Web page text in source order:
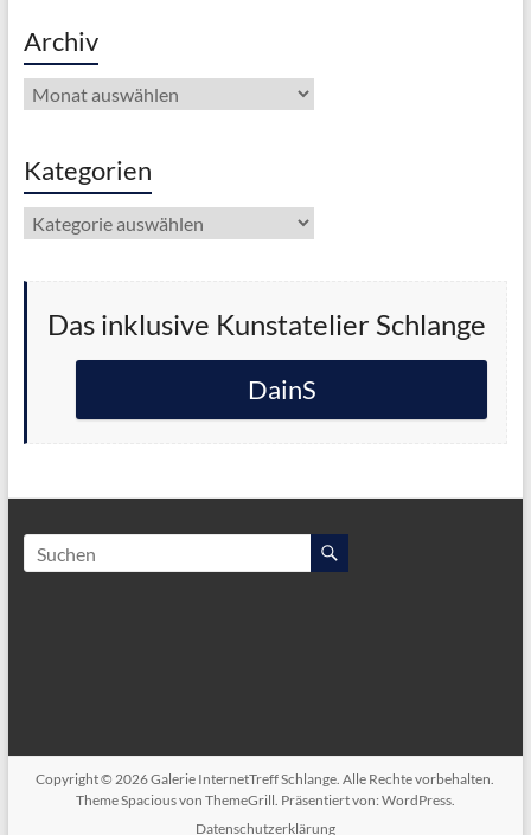
Archiv
Archiv
Kategorien
Kategorien
Das inklusive Kunstatelier Schlange
DainS
Copyright © 2026Galerie InternetTreff Schlange. Alle Rechte vorbehalten.
ThemeSpaciousvon ThemeGrill. Präsentiert von: WordPress.
Datenschutzerklärung